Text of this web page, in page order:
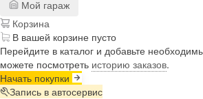
Мой гараж
Корзина
В вашей корзине пусто
Перейдите в каталог и добавьте
можете посмотреть историю заказов.
Начать покупки
Запись в автосервис